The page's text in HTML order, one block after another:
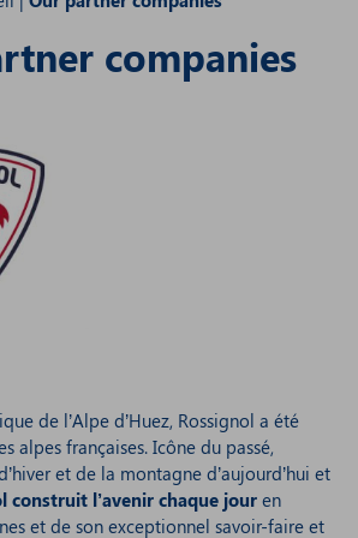
companies
de l’Alpe d’Huez, Rossignol a été
alpes françaises. Icône du passé,
et de la montagne d’aujourd’hui et
construit l’avenir chaque jour en
et de son exceptionnel savoir-faire et